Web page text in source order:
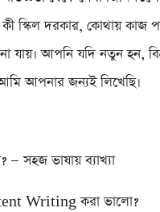
স্কিল দরকার, কোথায় কাজ
যায়। আপনি যদি নতুন হন,
আপনার জন্যই লিখেছি।
সহজ ভাষায় ব্যাখ্যা
Writing করা ভালো?